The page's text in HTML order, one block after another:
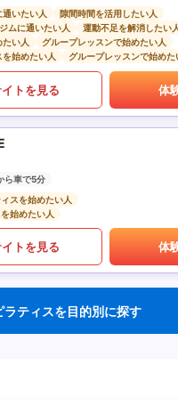
通いたい人
隙間時間を活用したい人
ムに通いたい人
運動不足を解消したい
たい人
グループレッスンで始めたい人
始めたい人
グループレッスンで始めた
トを見る 体
ら車で5分
スを始めたい人
始めたい人
トを見る 体
ラティスを目的別に探す